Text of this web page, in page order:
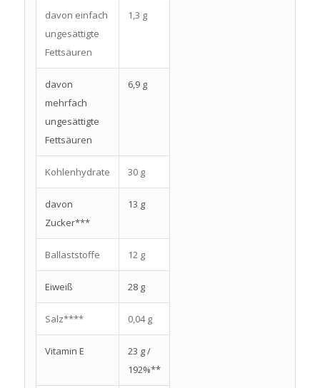
davon einfach
ungesättigte
Fettsäuren
1,3 g
davon
mehrfach
ungesättigte
Fettsäuren
6,9 g
Kohlenhydrate 30 g
davon
Zucker***
13 g
Ballaststoffe 12 g
Eiweiß 28 g
Salz**** 0,04 g
Vitamin E
23 g /
192%**